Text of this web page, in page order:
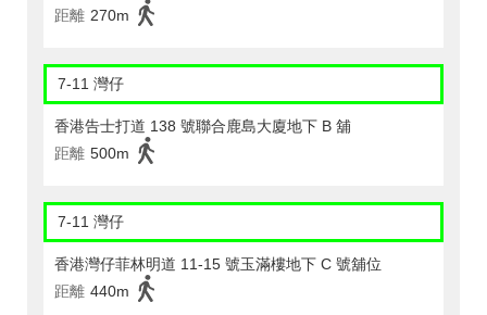
距離 270m
7-11 灣仔
香港告士打道 138 號聯合鹿島大廈地下 B 舖
距離 500m
7-11 灣仔
香港灣仔菲林明道 11-15 號玉滿樓地下 C 號舖位
距離 440m